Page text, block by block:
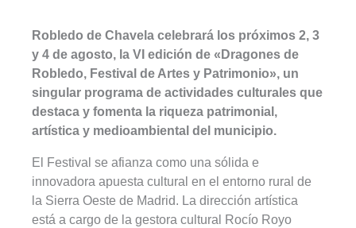
Robledo de Chavela celebrará los próximos 2, 3
y 4 de agosto, la VI edición de «Dragones de
Robledo, Festival de Artes y Patrimonio», un
singular programa de actividades culturales que
destaca y fomenta la riqueza patrimonial,
artística y medioambiental del municipio.
El Festival se afianza como una sólida e
innovadora apuesta cultural en el entorno rural de
la Sierra Oeste de Madrid. La dirección artística
está a cargo de la gestora cultural Rocío Royo